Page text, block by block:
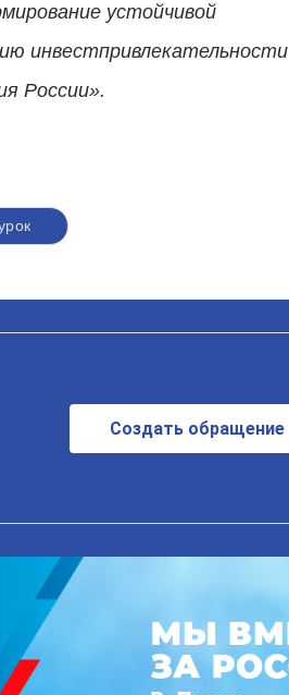
устойчивой
инвестпривлекательности
России».
Создать обращение